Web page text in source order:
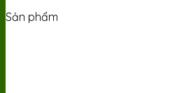
Sản phẩm